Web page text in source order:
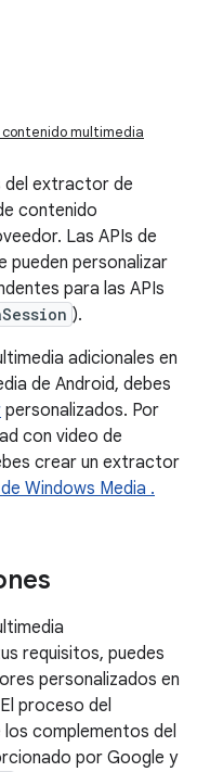
multimedia
del extractor de
contenido
Las APIs de
pueden personalizar
para las APIs
).
adicionales en
de Android, debes
personalizados. Por
con video de
crear un extractor
Windows Media .
requisitos, puedes
personalizados en
proceso del
complementos del
por Google y